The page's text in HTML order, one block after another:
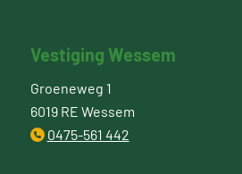
Vestiging Wessem
Groeneweg 1
6019 RE Wessem
0475-561 442